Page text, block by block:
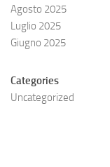
Agosto 2025
Luglio 2025
Giugno 2025
Categories
Uncategorized